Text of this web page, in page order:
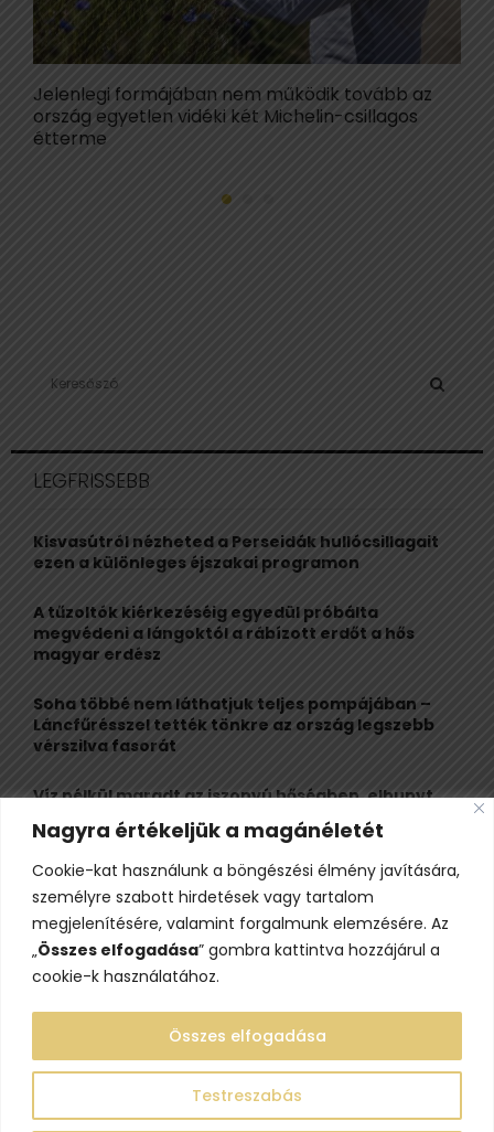
Nagyra értékeljük a magánéletét
Cookie-kat használunk a böngészési élmény javítására,
személyre szabott hirdetések vagy tartalom
megjelenítésére, valamint forgalmunk elemzésére. Az
„Összes elfogadása” gombra kattintva hozzájárul a
cookie-k használatához.
Testreszabás
Összes elfogadása
Jelenlegi formájában nem működik tovább az
ország egyetlen vidéki két Michelin-csillagos
étterme
h
o
r
LEGFRISSEBB
Kisvasútról nézheted a Perseidák hullócsillagait
ezen a különleges éjszakai programon
A tűzoltók kiérkezéséig egyedül próbálta
megvédeni a lángoktól a rábízott erdőt a hős
magyar erdész
Soha többé nem láthatjuk teljes pompájában –
Láncfűrésszel tették tönkre az ország legszebb
vérszilva fasorát
Víz nélkül maradt az iszonyú hőségben, elhunyt
egy kiránduló a legnépszerűbb horvát
hegységben
Felbecsülhetetlen értékű honfoglaláskori
leletegyüttes került elő Pest megyében – videóval